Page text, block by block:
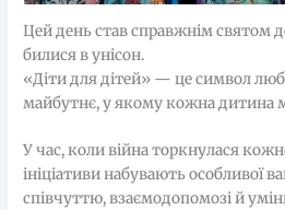
Цей день став справжнім святом
билися в унісон.
«Діти для дітей» — це символ
майбутнє, у якому кожна дитина
У час, коли війна торкнулася
ініціативи набувають особливої
співчуттю, взаємодопомозі й